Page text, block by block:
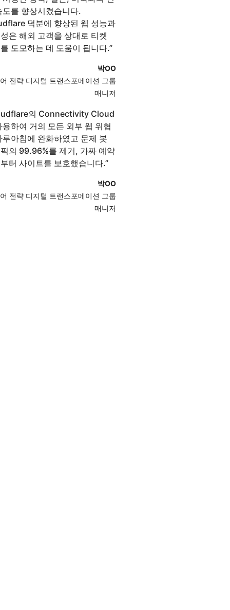
도를 향상시켰습니다.
덕분에 향상된 웹 성능과
은 해외 고객을 상대로 티켓
도모하는 데 도움이 됩니다.”
박OO
전략 디지털 트랜스포메이션 그룹
매⁠니⁠⁠저⁠
의 Connectivity Cloud
용하여 거의 모든 외부 웹 위협
루아침에 완화하였고 문제 봇
의 99.96%를 제거, 가짜 예약
터 사이트를 보호했습니다.”
박OO
전략 디지털 트랜스포메이션 그룹
매⁠니⁠저